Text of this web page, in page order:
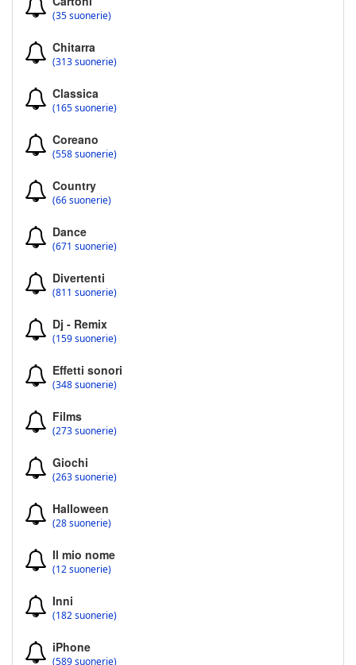
(35 suonerie)
Chitarra
(313 suonerie)
Classica
(165 suonerie)
Coreano
(558 suonerie)
Country
(66 suonerie)
Dance
(671 suonerie)
Divertenti
(811 suonerie)
Dj - Remix
(159 suonerie)
Effetti sonori
(348 suonerie)
Films
(273 suonerie)
Giochi
(263 suonerie)
Halloween
(28 suonerie)
Il mio nome
(12 suonerie)
Inni
(182 suonerie)
iPhone
(589 suonerie)